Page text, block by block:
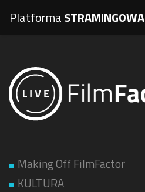
PlatformaSTRAMINGOWA
Making Off FilmFactor
KULTURA